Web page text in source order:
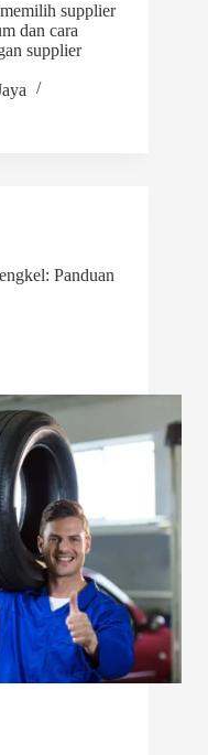
supplier
dan cara
supplier
Panduan